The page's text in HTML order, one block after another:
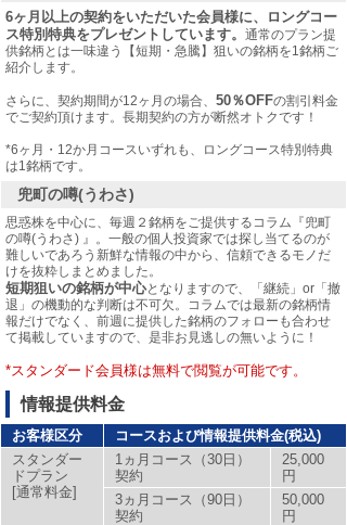
6ヶ月以上の契約をいただいた会員様に、ロングコー
ス特別特典をプレゼントしています。 通常のプラン提
供銘柄とは一味違う【短期・急騰】狙いの銘柄を1銘柄ご
紹介します。
さらに、契約期間が12ヶ月の場合、 50％OFFの割引料金
でご契約頂けます。長期契約の方が断然オトクです！
*6ヶ月・12か月コースいずれも、ロングコース特別特典
は1銘柄です。
兜町の噂(うわさ)
思惑株を中心に、毎週２銘柄をご提供するコラム『兜町
の噂(うわさ) 』。一般の個人投資家では探し当てるのが
難しいであろう新鮮な情報の中から、信頼できるモノだ
けを抜粋しまとめました。
短期狙いの銘柄が中心となりますので、「継続」or「撤
退」の機動的な判断は不可欠。コラムでは最新の銘柄情
報だけでなく、前週に提供した銘柄のフォローも合わせ
て掲載していますので、是非お見逃しの無いように！
*スタンダード会員様は無料で閲覧が可能です。
情報提供料金
お客様区分
コースおよび情報提供料金(税込)
スタンダー
ドプラン
[通常料金]
1ヵ月コース（30日）
契約
25,000
円
3ヵ月コース（90日）
契約
50,000
円